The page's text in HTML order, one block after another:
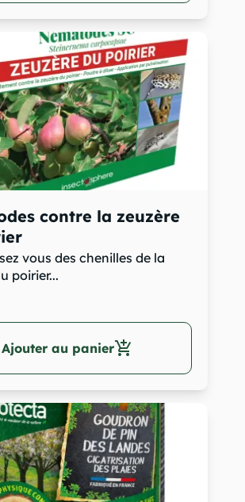
contre la zeuzère
vous des chenilles de la
poirier...
Ajouter au panieradd_shopping_cart